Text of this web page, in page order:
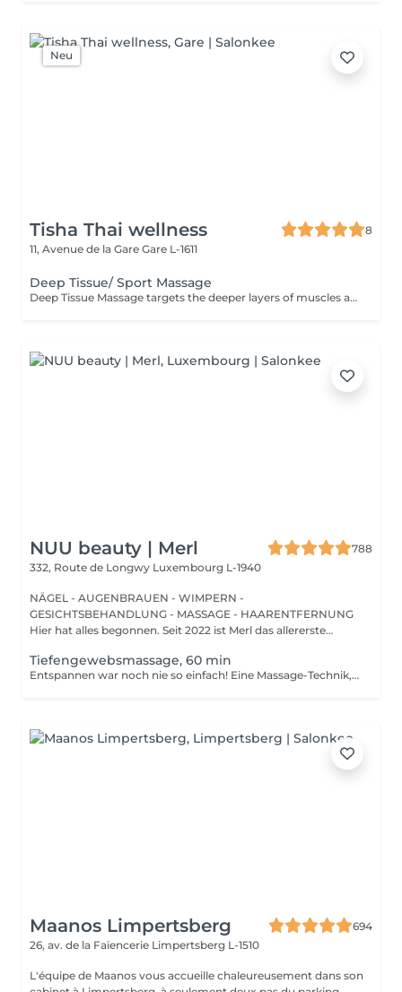
Neu
Tisha Thai wellness
8
11, Avenue de la Gare Gare L-1611
Deep Tissue/ Sport Massage
Deep Tissue Massage targets the deeper layers of muscles and connective tissue to relieve chronic tension, reduce pain, improve mobility, and support muscle recovery.
NUU beauty | Merl
788
332, Route de Longwy Luxembourg L-1940
NÄGEL - AUGENBRAUEN - WIMPERN -
GESICHTSBEHANDLUNG - MASSAGE - HAARENTFERNUNG
Hier hat alles begonnen. Seit 2022 ist Merl das allererste
Tiefengewebsmassage, 60 min
Entspannen war noch nie so einfach! Eine Massage-Technik, die hauptsächlich zur Behandlung von muskuloskelettalen Problemen wie Verstauchungen und Sportverletzungen verwendet wird. Sie besteht darin, anhaltenden Druck mit langsamen, tiefen Streichbewegungen auf die inneren Schichten Ihrer Muskeln und Bindegewebe auszuüben. Dadurch wird Narbengewebe, das nach einer Verletzung entsteht, aufgebrochen und die Spannung in Muskeln und Gewebe reduziert. Vorteile einer Tiefengewebsmassage: - verbessert das Immunsystem des Körpers - hilft bei der Behandlung von Muskelschmerzen - verbessert Steifheit Wie wird eine Tiefengewebsmassage durchgeführt? - Kopf und Nacken werden massiert - Schultern und Rücken werden massiert - Hände und Arme werden massiert - Füße und Beine werden massiert - Bauch wird massiert Altersbeschränkungen: Es gibt keine Altersbeschränkungen für dieses Verfahren. Empfehlungen nach dem Verfahren: Treiben Sie 2-3 Stunden nach dem Eingriff keinen Sport und machen Sie keine scharfen Bewegungen. Häufigkeit: 1-2 Mal pro Woche, insgesamt 10 Mal. Wiederholen Sie dies alle 3-6 Monate.
Maanos Limpertsberg
694
26, av. de la Faïencerie Limpertsberg L-1510
L'équipe de Maanos vous accueille chaleureusement dans son